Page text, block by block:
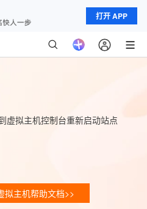
打开 APP
虚拟主机控制台重新启动站点
拟主机帮助文档>>